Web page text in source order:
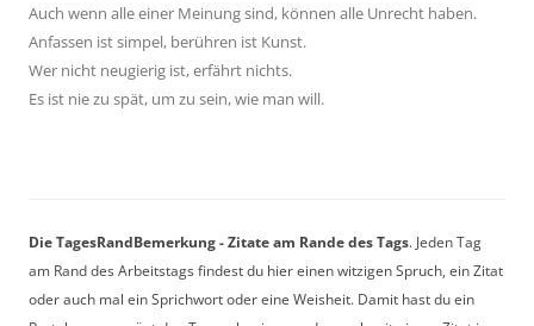
Auch wenn alle einer Meinung sind, können alle Unrecht haben.
Anfassen ist simpel, berühren ist Kunst.
Wer nicht neugierig ist, erfährt nichts.
Es ist nie zu spät, um zu sein, wie man will.
Die TagesRandBemerkung - Zitate am Rande des Tags. Jeden Tag
am Rand des Arbeitstags findest du hier einen witzigen Spruch, ein Zitat
oder auch mal ein Sprichwort oder eine Weisheit. Damit hast du ein